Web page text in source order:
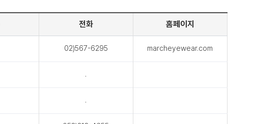
전화 홈페이지
02)567-6295 marcheyewear.com
.
.